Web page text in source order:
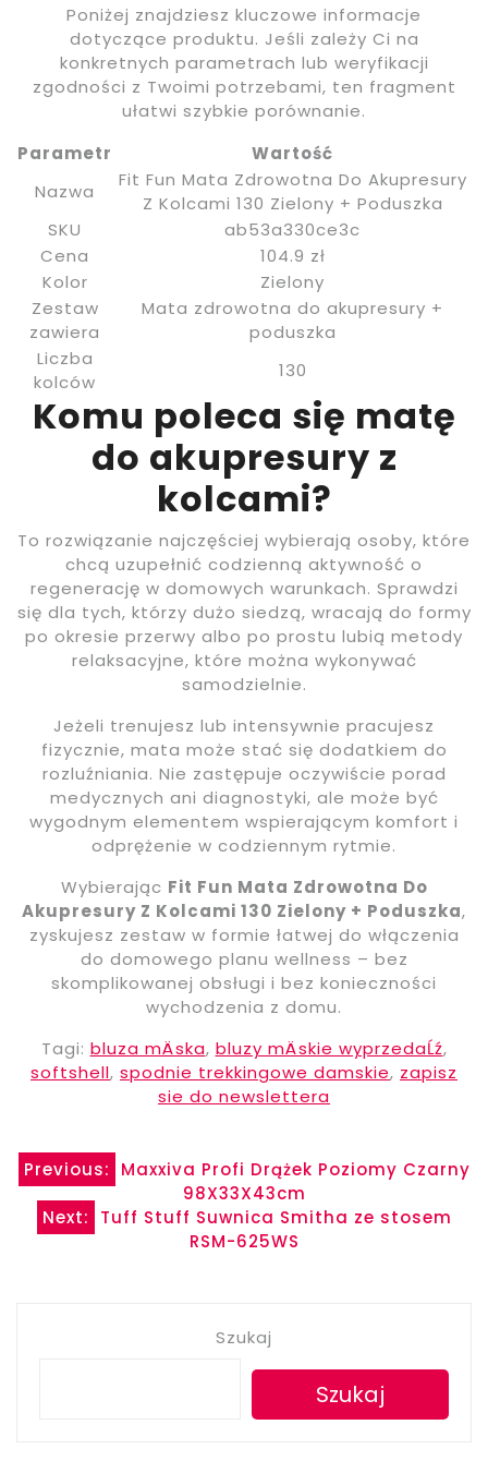
Poniżej znajdziesz kluczowe informacje
dotyczące produktu. Jeśli zależy Ci na
konkretnych parametrach lub weryfikacji
zgodności z Twoimi potrzebami, ten fragment
ułatwi szybkie porównanie.
Parametr
Wartość
Nazwa
Fit Fun Mata Zdrowotna Do Akupresury
Z Kolcami 130 Zielony + Poduszka
SKU
ab53a330ce3c
Cena
104.9 zł
Kolor
Zielony
Zestaw
zawiera
Mata zdrowotna do akupresury +
poduszka
Liczba
kolców
130
Komu poleca się matę
do akupresury z
kolcami?
To rozwiązanie najczęściej wybierają osoby, które
chcą uzupełnić codzienną aktywność o
regenerację w domowych warunkach. Sprawdzi
się dla tych, którzy dużo siedzą, wracają do formy
po okresie przerwy albo po prostu lubią metody
relaksacyjne, które można wykonywać
samodzielnie.
Jeżeli trenujesz lub intensywnie pracujesz
fizycznie, mata może stać się dodatkiem do
rozluźniania. Nie zastępuje oczywiście porad
medycznych ani diagnostyki, ale może być
wygodnym elementem wspierającym komfort i
odprężenie w codziennym rytmie.
Wybierając Fit Fun Mata Zdrowotna Do
Akupresury Z Kolcami 130 Zielony + Poduszka,
zyskujesz zestaw w formie łatwej do włączenia
do domowego planu wellness – bez
skomplikowanej obsługi i bez konieczności
wychodzenia z domu.
Tagi: bluza mÄska, bluzy mÄskie wyprzedaĹź,
softshell, spodnie trekkingowe damskie, zapisz
sie do newslettera
Nawigacja
wpisu
Previous:
Maxxiva Profi Drążek Poziomy Czarny
98X33X43cm
Next:
Tuff Stuff Suwnica Smitha ze stosem
RSM-625WS
Szukaj
Szukaj